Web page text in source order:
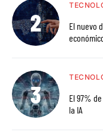
El nuevo
El 97%
la IA